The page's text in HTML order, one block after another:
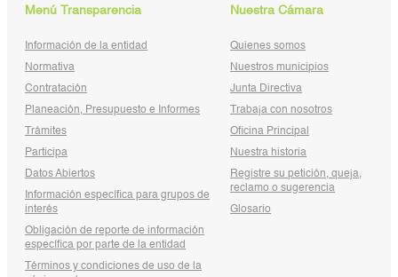
Menú Transparencia
Información de la entidad
Normativa
Contratación
Planeación, Presupuesto e Informes
Trámites
Participa
Datos Abiertos
Información específica para grupos de
interés
Obligación de reporte de información
específica por parte de la entidad
Términos y condiciones de uso de la
Nuestra Cámara
Quienes somos
Nuestros municipios
Junta Directiva
Trabaja con nosotros
Oficina Principal
Nuestra historia
Registre su petición, queja,
reclamo o sugerencia
Glosario